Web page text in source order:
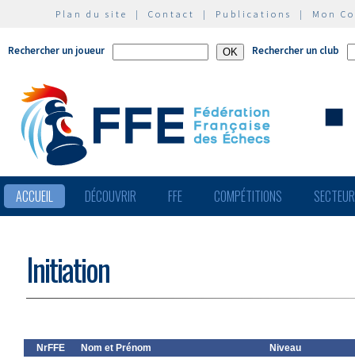
Plan du site | Contact | Publications | Mon
Rechercher un joueur Rechercher un club
ACCUEIL DÉCOUVRIR FFE COMPÉTITIONS
Initiation
NrFFE Nom et Prénom
Niveau